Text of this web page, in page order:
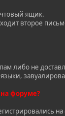
ящик.
второе
либо не
форуме?